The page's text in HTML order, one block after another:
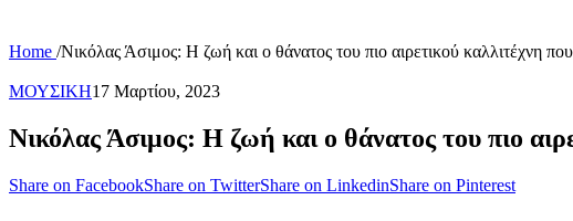
Home /Νικόλας Άσιμος: Η ζωή και ο θάνατος του πιο αιρετικού καλλιτέχνη
ΜΟΥΣΙΚΗ17 Μαρτίου, 2023
Νικόλας Άσιμος: Η ζωή και ο θάνατος του πιο
Share on FacebookShare on TwitterShare on LinkedinShare on Pinterest